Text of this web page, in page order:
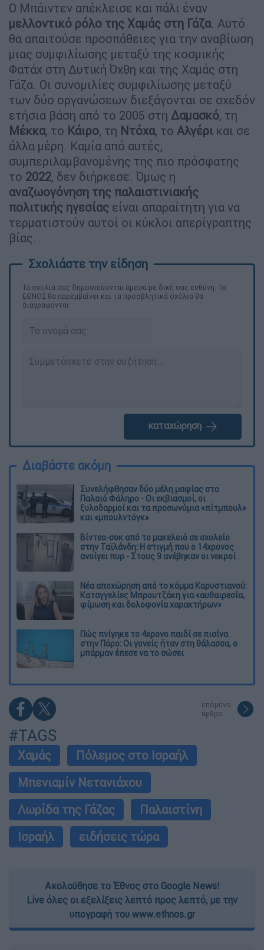
Ο Μπάιντεν απέκλεισε και πάλι έναν
μελλοντικό ρόλο της Χαμάς στη Γάζα. Αυτό
θα απαιτούσε προσπάθειες για την αναβίωση
μιας συμφιλίωσης μεταξύ της κοσμικής
Φατάχ στη Δυτική Όχθη και της Χαμάς στη
Γάζα. Οι συνομιλίες συμφιλίωσης μεταξύ
των δύο οργανώσεων διεξάγονται σε σχεδόν
ετήσια βάση από το 2005 στη Δαμασκό, τη
Μέκκα, το Κάιρο, τη Ντόχα, το Αλγέρι και σε
άλλα μέρη. Καμία από αυτές,
συμπεριλαμβανομένης της πιο πρόσφατης
το 2022, δεν διήρκεσε. Όμως η
αναζωογόνηση της παλαιστινιακής
πολιτικής ηγεσίας είναι απαραίτητη για να
τερματιστούν αυτοί οι κύκλοι απερίγραπτης
βίας.
Τα σχολιά σας δημοσιεύονται άμεσα με δική σας ευθύνη. Το
ΕΘΝΟΣ θα παρεμβαίνει και τα προσβλητικά σχόλια θα
διαγράφονται
καταχώρηση
Διαβάστε ακόμη
Συνελήφθησαν δύο μέλη μαφίας στο
Παλαιό Φάληρο - Οι εκβιασμοί, οι
ξυλοδαρμοί και τα προσωνύμια «πίτμπουλ»
και «μπουλντόγκ»
Βίντεο-σοκ από το μακελειό σε σχολείο
στην Ταϊλάνδη: Η στιγμή που ο 14χρονος
ανοίγει πυρ - Στους 9 ανέβηκαν οι νεκροί
Νέα αποχώρηση από το κόμμα Καρυστιανού:
Καταγγελίες Μπρουτζάκη για «αυθαιρεσία,
φίμωση και δολοφονία χαρακτήρων»
Πώς πνίγηκε το 4χρονο παιδί σε πισίνα
στην Πάρο: Οι γονείς ήταν στη θάλασσα, ο
μπάρμαν έπεσε να το σώσει
επόμενο
άρθρο
#TAGS
Χαμάς
Πόλεμος στο Ισραήλ
Μπενιαμίν Νετανιάχου
Λωρίδα της Γάζας
Παλαιστίνη
Ισραήλ
ειδήσεις τώρα
Ακολούθησε το Έθνος στο Google News!
Live όλες οι εξελίξεις λεπτό προς λεπτό, με την
υπογραφή του www.ethnos.gr